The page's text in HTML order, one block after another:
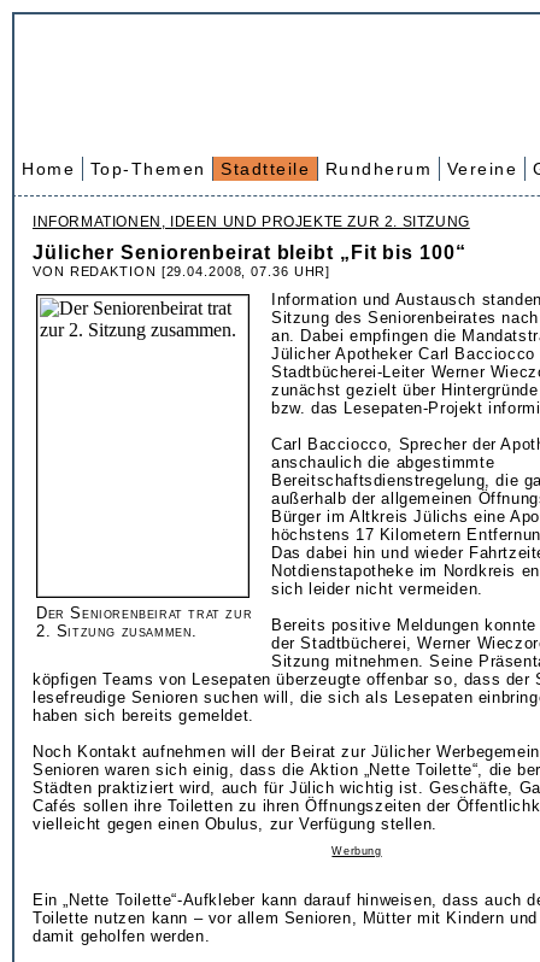
Home Top-Themen Stadtteile Rundherum Vereine
INFORMATIONEN, IDEEN UND PROJEKTE ZUR 2. SITZUNG
Jülicher Seniorenbeirat bleibt „Fit bis 100“
VON REDAKTION [29.04.2008, 07.36 UHR]
Der Seniorenbeirat trat zur
2. Sitzung zusammen.
Information und Austausch
Sitzung des Seniorenbeirates
an. Dabei empfingen die
Jülicher Apotheker Carl Bacciocco
Stadtbücherei-Leiter Werner
zunächst gezielt über
bzw. das Lesepaten-Projekt
Carl Bacciocco, Sprecher der
anschaulich die abgestimmte
Bereitschaftsdienstregelung, die
außerhalb der allgemeinen
Bürger im Altkreis Jülichs eine
höchstens 17 Kilometern
Das dabei hin und wieder
Notdienstapotheke im Nordkreis
sich leider nicht vermeiden.
Bereits positive Meldungen
der Stadtbücherei, Werner
Sitzung mitnehmen. Seine
köpfigen Teams von Lesepaten überzeugte offenbar so, dass der
lesefreudige Senioren suchen will, die sich als Lesepaten
haben sich bereits gemeldet.
Noch Kontakt aufnehmen will der Beirat zur Jülicher
Senioren waren sich einig, dass die Aktion „Nette Toilette“, die
Städten praktiziert wird, auch für Jülich wichtig ist. Geschäfte,
Cafés sollen ihre Toiletten zu ihren Öffnungszeiten der
vielleicht gegen einen Obulus, zur Verfügung stellen.
Werbung
Ein „Nette Toilette“-Aufkleber kann darauf hinweisen, dass auch
Toilette nutzen kann – vor allem Senioren, Mütter mit Kindern
damit geholfen werden.